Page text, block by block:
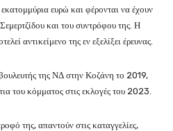
ευρώ και φέρονται να έχουν
και του συντρόφου της. Η
αντικείμενο της εν εξελίξει έρευνας.
της ΝΔ στην Κοζάνη το 2019,
του κόμματος στις εκλογές του 2023.
της, απαντούν στις καταγγελίες,